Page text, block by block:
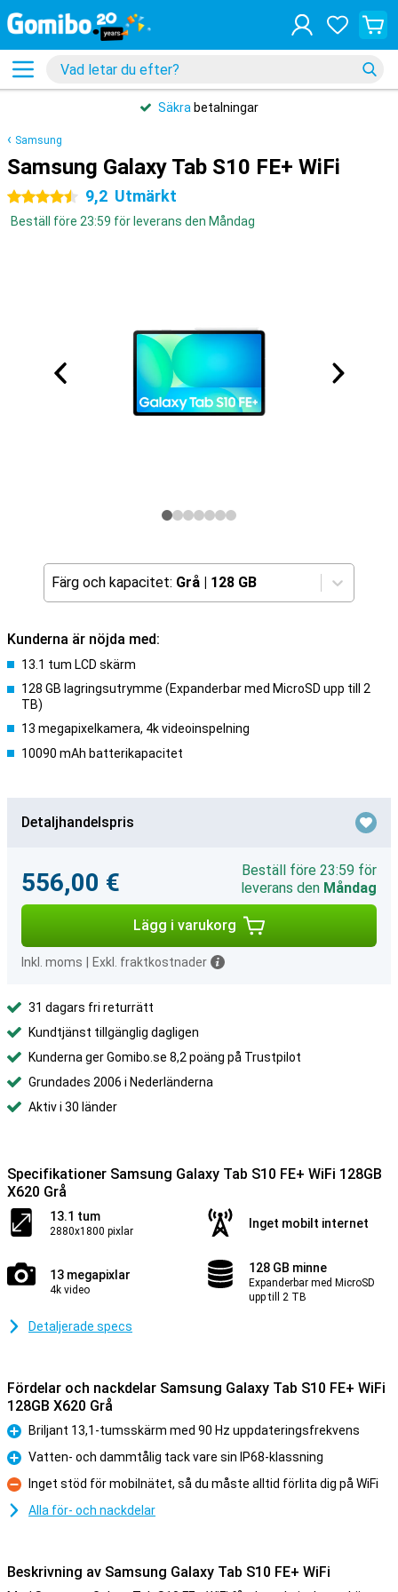
Säkra betalningar
Samsung
Samsung Galaxy Tab S10 FE+ WiFi
4.5 stjärnor 9,2 Utmärkt
Beställ före 23:59 för leverans den Måndag
Färg och kapacitet: Grå | 128 GB
Kunderna är nöjda med:
13.1 tum LCD skärm
128 GB lagringsutrymme (Expanderbar med MicroSD upp till 2
TB)
13 megapixelkamera, 4k videoinspelning
10090 mAh batterikapacitet
Detaljhandelspris
556,00 €
Beställ före 23:59 för
leverans den Måndag
Lägg i varukorg
Inkl. moms Exkl. fraktkostnader
31 dagars fri returrätt
Kundtjänst tillgänglig dagligen
Kunderna ger Gomibo.se 8,2 poäng på Trustpilot
Grundades 2006 i Nederländerna
Aktiv i 30 länder
Specifikationer Samsung Galaxy Tab S10 FE+ WiFi 128GB
X620 Grå
13.1 tum
2880x1800 pixlar
Inget mobilt internet
13 megapixlar
4k video
128 GB minne
Expanderbar med MicroSD
upp till 2 TB
Detaljerade specs
Fördelar och nackdelar Samsung Galaxy Tab S10 FE+ WiFi
128GB X620 Grå
Fördelar
Briljant 13,1-tumsskärm med 90 Hz uppdateringsfrekvens
Fördelar
Vatten- och dammtålig tack vare sin IP68-klassning
Nackdelar
Inget stöd för mobilnätet, så du måste alltid förlita dig på WiFi
Alla för- och nackdelar
Beskrivning av Samsung Galaxy Tab S10 FE+ WiFi